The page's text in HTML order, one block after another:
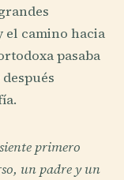
el camino hacia
pasaba
primero
un padre y un